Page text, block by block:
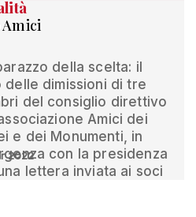
Amici
della scelta: il
delle dimissioni di tre
del consiglio direttivo
Amici dei
e dei Monumenti, in
con la presidenza
lettera inviata ai soci
2022